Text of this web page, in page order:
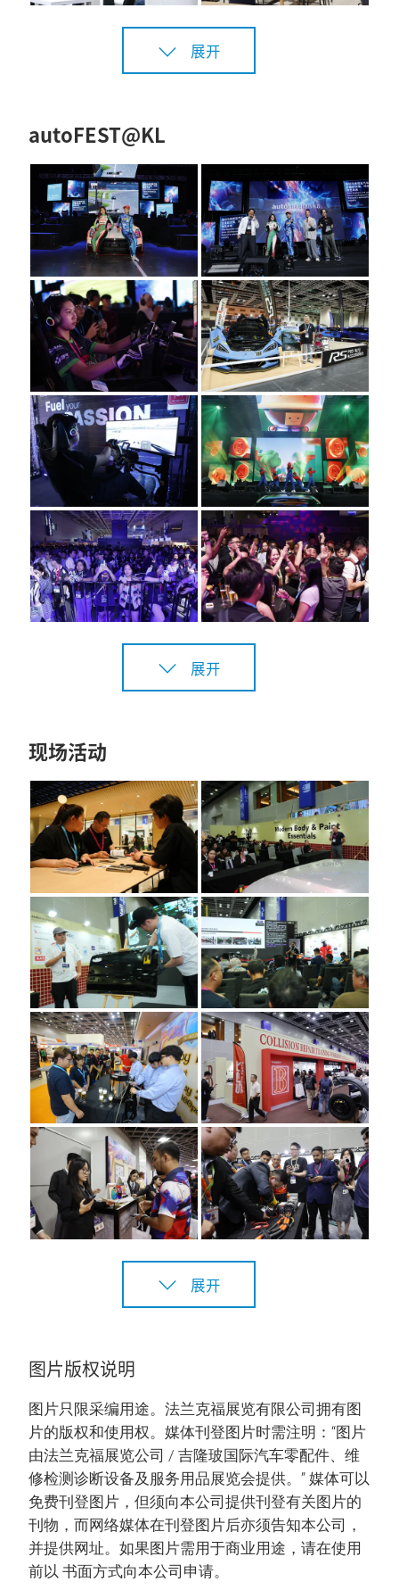
展开
autoFEST@KL
展开
现场活动
展开
图片版权说明
图片只限采编用途。法兰克福展览有限公司拥有图
片的版权和使用权。媒体刊登图片时需注明：“图片
由法兰克福展览公司 / 吉隆玻国际汽车零配件、维
修检测诊断设备及服务用品展览会提供。” 媒体可以
免费刊登图片，但须向本公司提供刊登有关图片的
刊物，而网络媒体在刊登图片后亦须告知本公司，
并提供网址。如果图片需用于商业用途，请在使用
前以 书面方式向本公司申请。